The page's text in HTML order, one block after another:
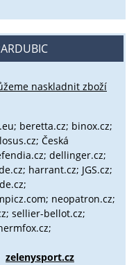
naskladnit zboží
beretta.cz; binox.cz;
Česká
dellinger.cz;
harrant.cz; JGS.cz;
neopatron.cz;
sellier-bellot.cz;
zelenysport.cz